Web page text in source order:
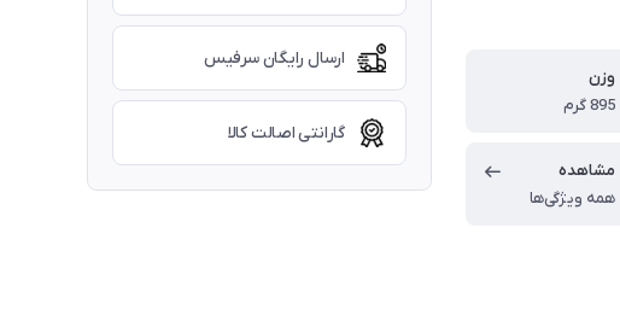
وزن
895 گرم
مشاهده
همه ویژگی‌ها
ارسال رایگان سرفیس
گارانتی اصالت کالا